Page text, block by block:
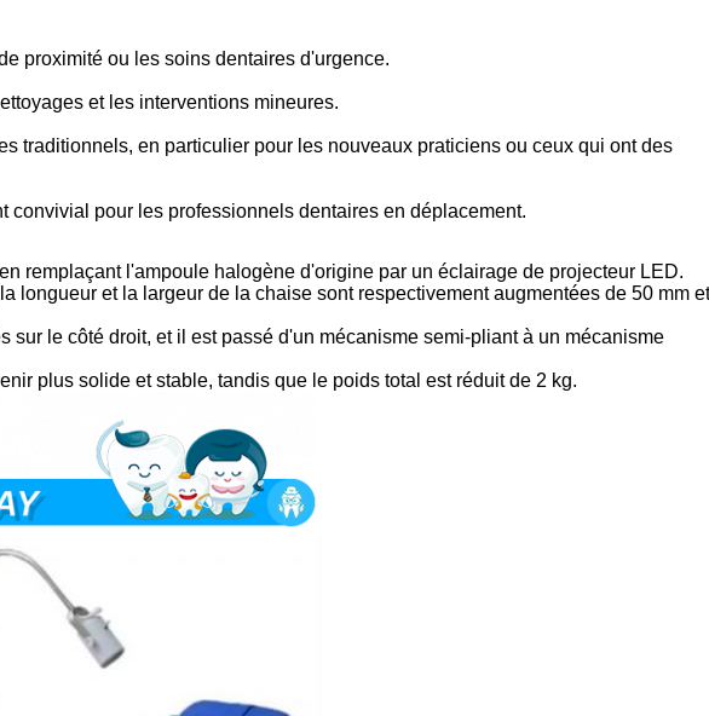
proximité ou les soins dentaires d'urgence.
et les interventions mineures.
traditionnels, en particulier pour les nouveaux praticiens ou ceux qui ont des
convivial pour les professionnels dentaires en déplacement.
remplaçant l'ampoule halogène d'origine par un éclairage de projecteur LED.
longueur et la largeur de la chaise sont respectivement augmentées de 50 mm et
sur le côté droit, et il est passé d'un mécanisme semi-pliant à un mécanisme
plus solide et stable, tandis que le poids total est réduit de 2 kg.